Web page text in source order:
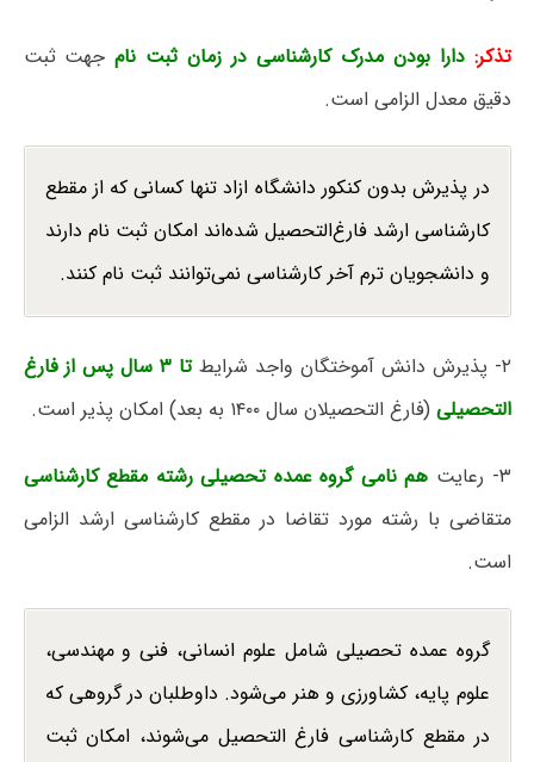
تذکر: دارا بودن مدرک کارشناسی در زمان ثبت نام جهت ثبت
دقیق معدل الزامی است.
در پذیرش بدون کنکور دانشگاه ازاد تنها کسانی که از مقطع
کارشناسی ارشد فارغ‌التحصیل شده‌اند امکان ثبت نام دارند
و دانشجویان ترم آخر کارشناسی نمی‌توانند ثبت نام کنند.
۲- پذیرش دانش آموختگان واجد شرایط
تا ۳ سال پس از فارغ
التحصیلی (فارغ التحصیلان سال ۱۴۰۰ به بعد) امکان پذیر است.
۳- رعایت
هم نامی گروه عمده تحصیلی رشته مقطع کارشناسی
متقاضی با رشته مورد تقاضا در مقطع کارشناسی ارشد الزامی
است.
گروه عمده تحصیلی شامل علوم انسانی، فنی و مهندسی،
علوم پایه، کشاورزی و هنر می‌شود. داوطلبان در گروهی که
در مقطع کارشناسی فارغ التحصیل می‌شوند، امکان ثبت